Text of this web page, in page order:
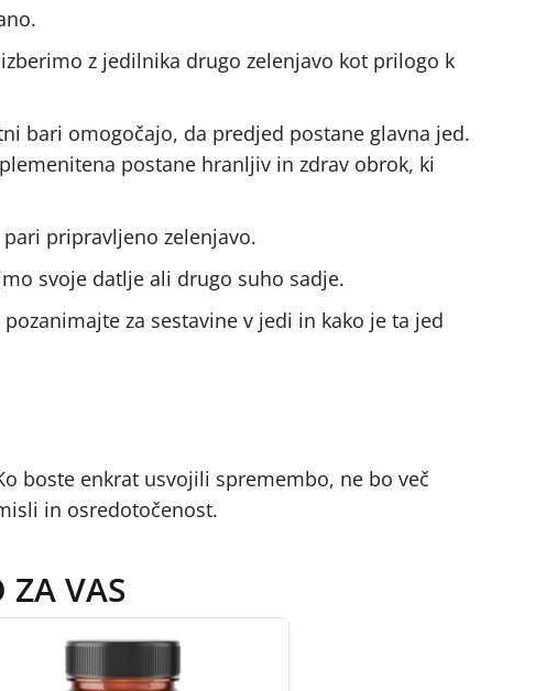
z jedilnika drugo zelenjavo kot prilogo k
bari omogočajo, da predjed postane glavna jed.
postane hranljiv in zdrav obrok, ki
pripravljeno zelenjavo.
svoje datlje ali drugo suho sadje.
za sestavine v jedi in kako je ta jed
boste enkrat usvojili spremembo, ne bo več
in osredotočenost.
ZA VAS